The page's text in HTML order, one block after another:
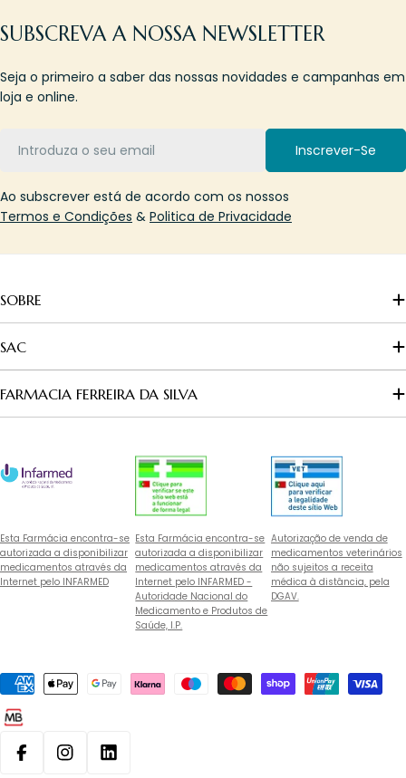
SUBSCREVA A NOSSA NEWSLETTER
Seja o primeiro a saber das nossas novidades e campanhas em
loja e online.
Inscrever-Se
Ao subscrever está de acordo com os nossos
Termos e Condições & Politica de Privacidade
SOBRE
SAC
FARMACIA FERREIRA DA SILVA
Esta Farmácia encontra-se
autorizada a disponibilizar
medicamentos através da
Internet pelo INFARMED
Esta Farmácia encontra-se
autorizada a disponibilizar
medicamentos através da
Internet pelo INFARMED -
Autoridade Nacional do
Medicamento e Produtos de
Saúde, I.P.
Autorização de venda de
medicamentos veterinários
não sujeitos a receita
médica à distância, pela
DGAV.
Métodos
pagamento
FacebookInstagramLinkedin